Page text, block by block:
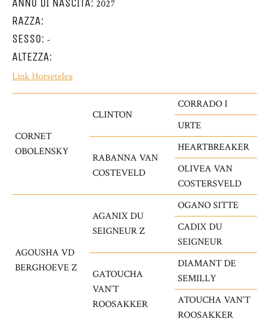
2027
RAZZA:
SESSO: -
ALTEZZA:
Link Horsetelex
CORNET
OBOLENSKY
CLINTON
CORRADO I
URTE
RABANNA VAN
COSTEVELD
HEARTBREAKER
OLIVEA VAN
COSTERSVELD
AGOUSHA VD
BERGHOEVE Z
AGANIX DU
SEIGNEUR Z
OGANO SITTE
CADIX DU
SEIGNEUR
GATOUCHA
VAN’T
ROOSAKKER
DIAMANT DE
SEMILLY
ATOUCHA VAN’T
ROOSAKKER